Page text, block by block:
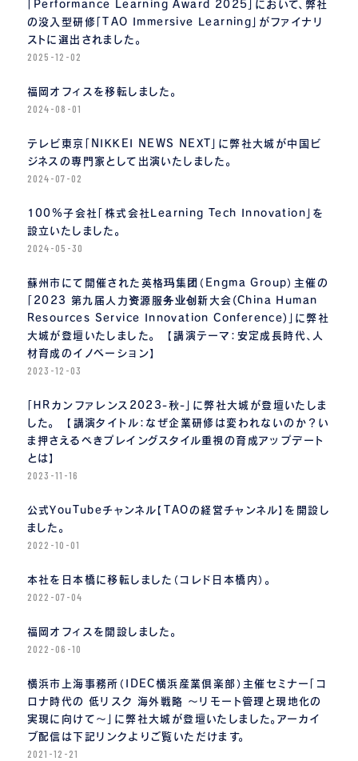
「Performance Learning Award 2025」において、弊社
の没入型研修「TAO Immersive Learning」がファイナリ
ストに選出されました。
2025-12-02
福岡オフィスを移転しました。
2024-08-01
テレビ東京「NIKKEI NEWS NEXT」に弊社大城が中国ビ
ジネスの専門家として出演いたしました。
2024-07-02
100%子会社「株式会社Learning Tech Innovation」を
設立いたしました。
2024-05-30
蘇州市にて開催された英格玛集团（Engma Group）主催の
「2023 第九届人力资源服务业创新大会(China Human
Resources Service Innovation Conference)」に弊社
大城が登壇いたしました。 【講演テーマ：安定成長時代、人
材育成のイノベーション】
2023-12-03
「ＨＲカンファレンス2023-秋-」に弊社大城が登壇いたしま
した。 【講演タイトル：なぜ企業研修は変われないのか？い
ま押さえるべきプレイングスタイル重視の育成アップデート
とは】
2023-11-16
公式YouTubeチャンネル【TAOの経営チャンネル】を開設し
ました。
2022-10-01
本社を日本橋に移転しました（コレド日本橋内）。
2022-07-04
福岡オフィスを開設しました。
2022-06-10
横浜市上海事務所（IDEC横浜産業倶楽部）主催セミナー「コ
ロナ時代の 低リスク 海外戦略 〜リモート管理と現地化の
実現に向けて〜」に弊社大城が登壇いたしました。アーカイ
ブ配信は下記リンクよりご覧いただけます。
2021-12-21